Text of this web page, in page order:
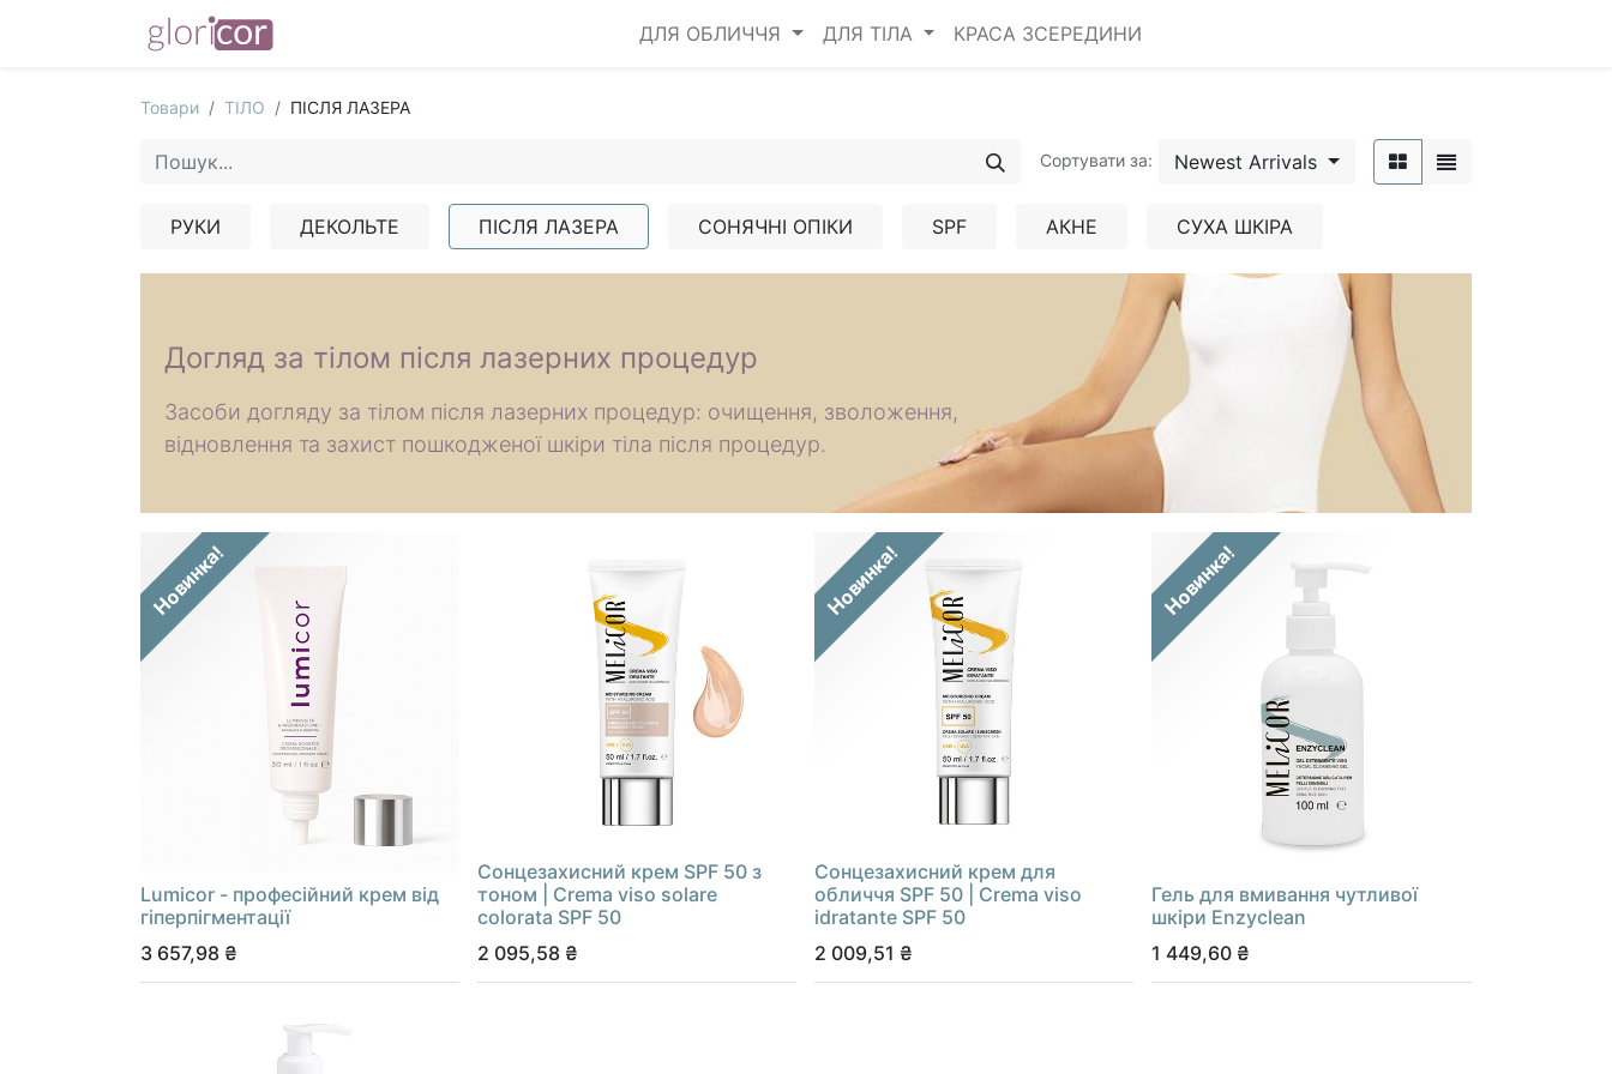
ДЛЯ ОБЛИЧЧЯ ДЛЯ ТІЛА КРАСА ЗСЕРЕДИНИ
Товари ТІЛО ПІСЛЯ ЛАЗЕРА
Сортувати за: Newest Arrivals
РУКИ ДЕКОЛЬТЕ ПІСЛЯ ЛАЗЕРА СОНЯЧНІ ОПІКИ SPF АКНЕ СУХА ШКІРА
Догляд за тілом після лазерних процедур
​Засоби догляду за тілом після лазерних процедур: очищення, зволоження,
відновлення та захист пошкодженої шкіри тіла після процедур.
Новинка!
Lumicor - професійний крем від
гіперпігментації
3 657,98 ₴
Cонцезахисний крем SPF 50 з
тоном | Сrema viso solare
colorata SPF 50
2 095,58 ₴
Новинка!
Сонцезахисний крем для
обличчя SPF 50 | Crema viso
idratante SPF 50
2 009,51 ₴
Новинка!
Гель для вмивання чутливої
шкіри Enzyclean
1 449,60 ₴